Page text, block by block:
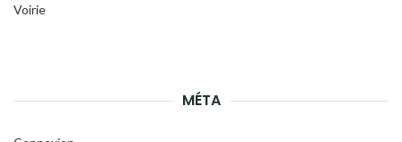
Voirie
MÉTA